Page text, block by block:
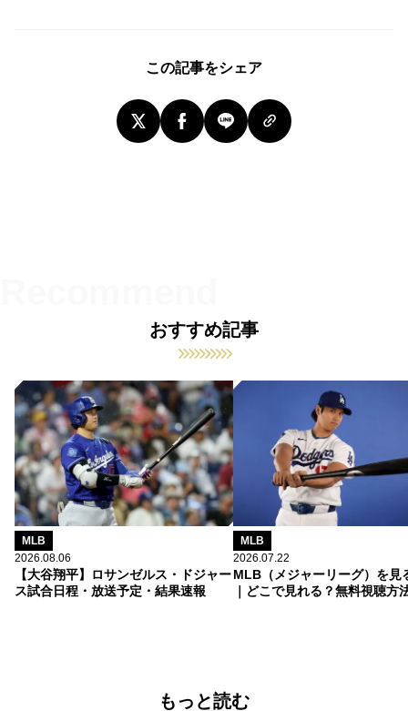
この記事をシェア
おすすめ記事
MLB
2026.08.06
【大谷翔平】ロサンゼルス・ドジャー
ス試合日程・放送予定・結果速報
MLB
2026.07.22
MLB（メジャーリーグ）を見
｜どこで見れる？無料視聴方
もっと読む